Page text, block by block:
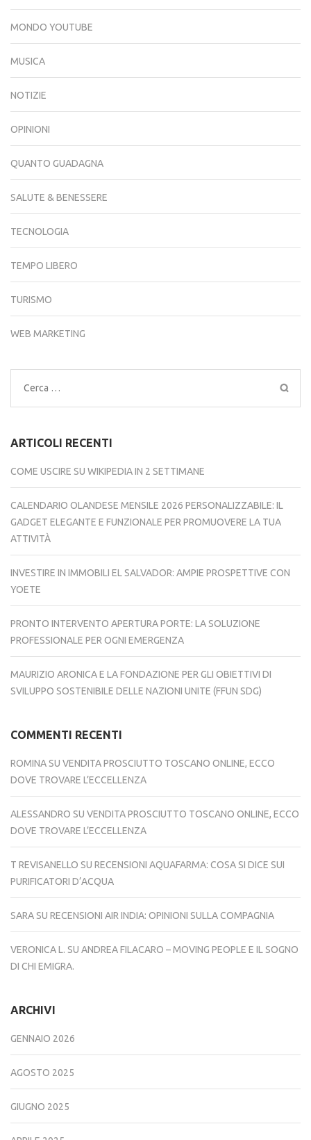
MONDO YOUTUBE
MUSICA
NOTIZIE
OPINIONI
QUANTO GUADAGNA
SALUTE & BENESSERE
TECNOLOGIA
TEMPO LIBERO
TURISMO
WEB MARKETING
Ricerca
per:
ARTICOLI RECENTI
COME USCIRE SU WIKIPEDIA IN 2 SETTIMANE
CALENDARIO OLANDESE MENSILE 2026 PERSONALIZZABILE: IL
GADGET ELEGANTE E FUNZIONALE PER PROMUOVERE LA TUA
ATTIVITÀ
INVESTIRE IN IMMOBILI EL SALVADOR: AMPIE PROSPETTIVE CON
YOETE
PRONTO INTERVENTO APERTURA PORTE: LA SOLUZIONE
PROFESSIONALE PER OGNI EMERGENZA
MAURIZIO ARONICA E LA FONDAZIONE PER GLI OBIETTIVI DI
SVILUPPO SOSTENIBILE DELLE NAZIONI UNITE (FFUN SDG)
COMMENTI RECENTI
ROMINA SU VENDITA PROSCIUTTO TOSCANO ONLINE, ECCO
DOVE TROVARE L’ECCELLENZA
ALESSANDRO SU VENDITA PROSCIUTTO TOSCANO ONLINE, ECCO
DOVE TROVARE L’ECCELLENZA
T REVISANELLO SU RECENSIONI AQUAFARMA: COSA SI DICE SUI
PURIFICATORI D’ACQUA
SARA SU RECENSIONI AIR INDIA: OPINIONI SULLA COMPAGNIA
VERONICA L. SU ANDREA FILACARO – MOVING PEOPLE E IL SOGNO
DI CHI EMIGRA.
ARCHIVI
GENNAIO 2026
AGOSTO 2025
GIUGNO 2025